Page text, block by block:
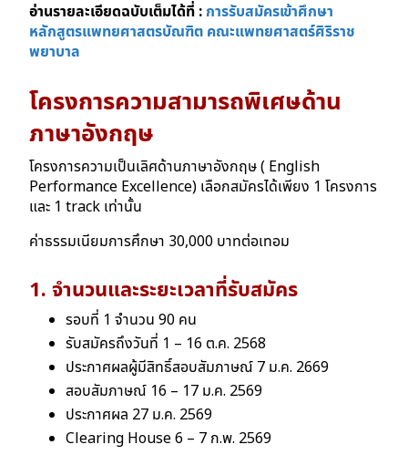
อ่านรายละเอียดฉบับเต็มได้ที่ : การรับสมัครเข้าศึกษา
หลักสูตรแพทยศาสตรบัณฑิต คณะแพทยศาสตร์ศิริราช
พยาบาล
โครงการความสามารถพิเศษด้าน
ภาษาอังกฤษ
โครงการความเป็นเลิศด้านภาษาอังกฤษ ( English
Performance Excellence) เลือกสมัครได้เพียง 1 โครงการ
และ 1 track เท่านั้น
ค่าธรรมเนียมการศึกษา 30,000 บาทต่อเทอม
1. จำนวนและระยะเวลาที่รับสมัคร
รอบที่ 1 จํานวน 90 คน
รับสมัครถึงวันที่ 1 – 16 ต.ค. 2568
ประกาศผลผู้มีสิทธิ์สอบสัมภาษณ์ 7 ม.ค. 2669
สอบสัมภาษณ์ 16 – 17 ม.ค. 2569
ประกาศผล 27 ม.ค. 2569
Clearing House 6 – 7 ก.พ. 2569